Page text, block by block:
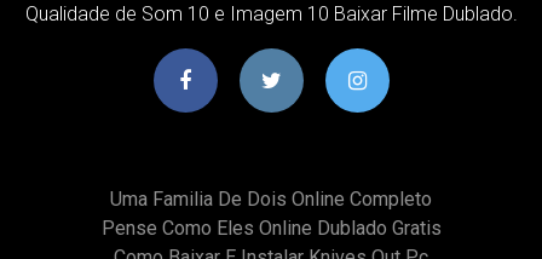
Qualidade de Som 10 e Imagem 10 Baixar Filme Dublado.
Uma Familia De Dois Online Completo
Pense Como Eles Online Dublado Gratis